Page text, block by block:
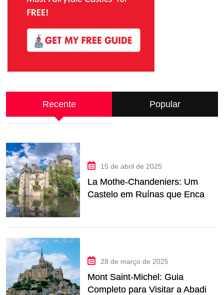
Recente Popular
15 de abril de 2025
La Mothe-Chandeniers: Um
Castelo em Ruínas que Encanta
28 de março de 2025
Mont Saint-Michel: Guia
Completo para Visitar a Abadia